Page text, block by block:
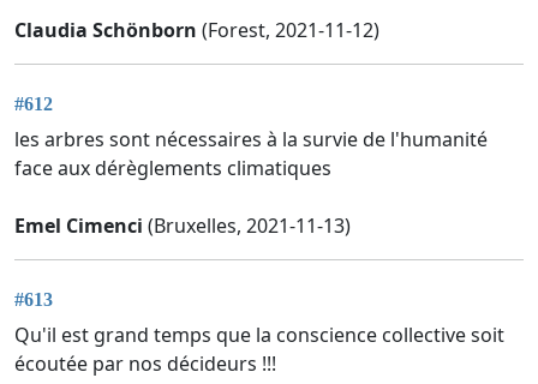
Claudia Schönborn (Forest, 2021-11-12)
#612
les arbres sont nécessaires à la survie de l'humanité
face aux dérèglements climatiques
Emel Cimenci (Bruxelles, 2021-11-13)
#613
Qu'il est grand temps que la conscience collective soit
écoutée par nos décideurs !!!